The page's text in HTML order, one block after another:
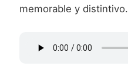
memorable y distintivo.